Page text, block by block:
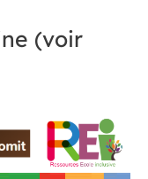
(voir